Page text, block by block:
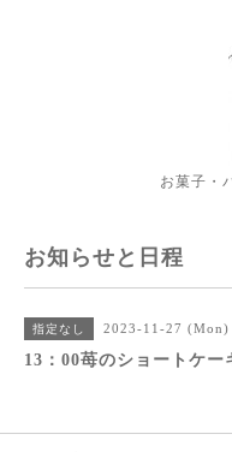
お菓子・
お知らせと日程
指定なし 2023-11-27 (Mon)
13：00苺のショートケ